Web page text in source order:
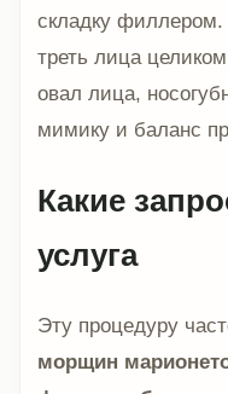
складку
треть лица
овал лица,
мимику и баланс
Какие
услуга
Эту процедуру
морщин